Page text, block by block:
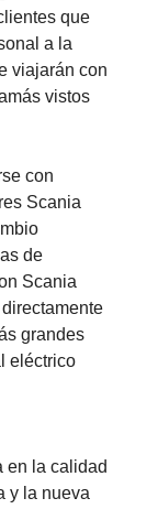
que
a la
viajarán con
vistos
con
Scania
de
Scania
grandes
eléctrico
en la calidad
y la nueva